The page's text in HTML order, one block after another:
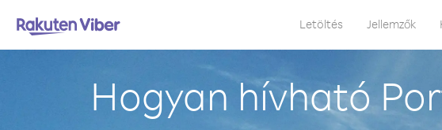
Letöltés Jellemzők
Hogyan hívható